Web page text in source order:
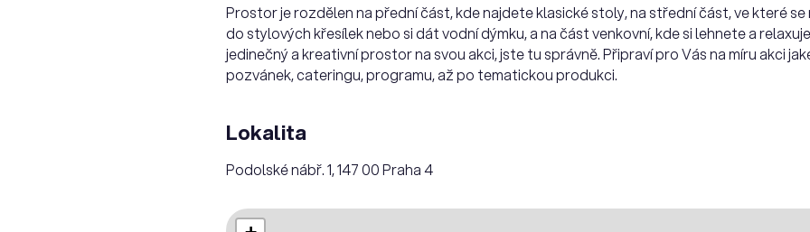
Prostor je rozdělen na přední část, kde najdete klasické stoly, na střední část, ve které
do stylových křesílek nebo si dát vodní dýmku, a na část venkovní, kde si lehnete a
jedinečný a kreativní prostor na svou akci, jste tu správně. Připraví pro Vás na míru akci
pozvánek, cateringu, programu, až po tematickou produkci.
Lokalita
Podolské nábř. 1, 147 00 Praha 4